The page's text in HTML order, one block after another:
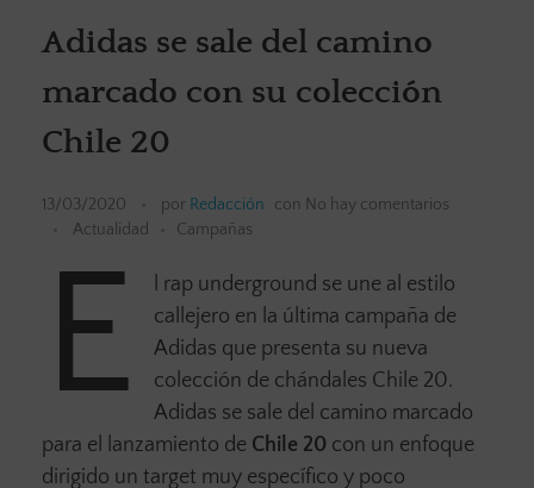
Adidas se sale del camino
marcado con su colección
Chile 20
13/03/2020 por Redacción con No hay comentarios
Actualidad
Campañas
E
l rap underground se une al estilo
callejero en la última campaña de
Adidas que presenta su nueva
colección de chándales Chile 20.
Adidas se sale del camino marcado
para el lanzamiento de Chile 20 con un enfoque
dirigido un target muy específico y poco